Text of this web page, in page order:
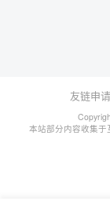
友链申请
本站部分内容收集于